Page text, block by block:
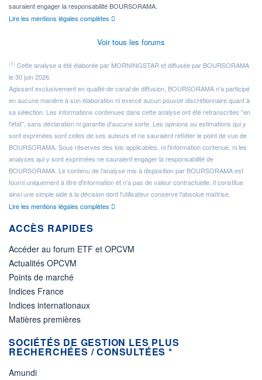
sauraient engager la responsabilité BOURSORAMA.
Lire les mentions légales complètes
Voir tous les forums
(1) Cette analyse a été élaborée par MORNINGSTAR et diffusée par BOURSORAMA
le 30 juin 2026.
Agissant exclusivement en qualité de canal de diffusion, BOURSORAMA n'a participé
en aucune manière à son élaboration ni exercé aucun pouvoir discrétionnaire quant à
sa sélection. Les informations contenues dans cette analyse ont été retranscrites "en
l'état", sans déclaration ni garantie d'aucune sorte. Les opinions ou estimations qui y
sont exprimées sont celles de ses auteurs et ne sauraient refléter le point de vue de
BOURSORAMA. Sous réserves des lois applicables, ni l'information contenue, ni les
analyses qui y sont exprimées ne sauraient engager la responsabilité de
BOURSORAMA. Le contenu de l'analyse mis à disposition par BOURSORAMA est
fourni uniquement à titre d'information et n'a pas de valeur contractuelle. Il constitue
ainsi une simple aide à la décision dont l'utilisateur conserve l'absolue maîtrise.
Lire les mentions légales complètes
ACCÈS RAPIDES
Accéder au forum ETF et OPCVM
Actualités OPCVM
Points de marché
Indices France
Indices internationaux
Matières premières
SOCIÉTÉS DE GESTION LES PLUS
RECHERCHÉES / CONSULTÉES *
Amundi